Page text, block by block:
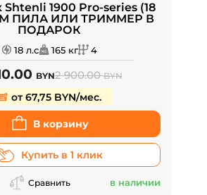
1900 Pro-series (18
ПИЛА ИЛИ ТРИММЕР В
ПОДАРОК
18 л.с 165 кг 4
BYN2 900.00BYN
от 67,75 BYN/мес.
В корзину
Купить в 1 клик
Сравнить в наличии